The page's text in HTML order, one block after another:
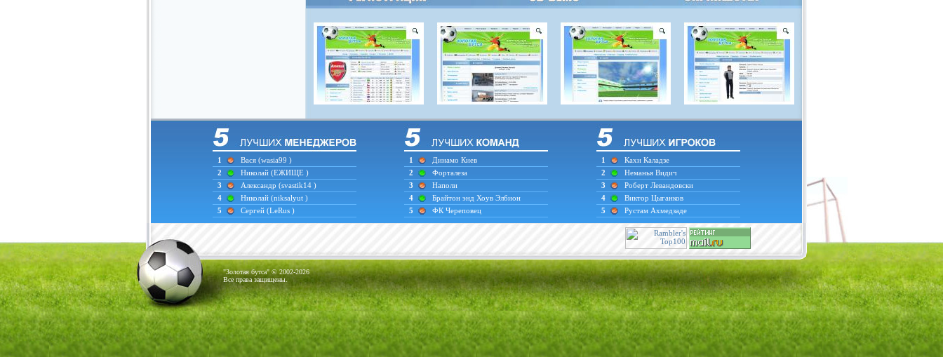
1 Вася (wasia99 )
2
Николай (ЕЖИЩЕ )
3
Александр (svastik14 )
4
Николай (niksalyut )
5
Сергей (LeRus )
1
Динамо Киев
2
Форталеза
3
Наполи
4
Брайтон энд Хоув Элбион
5
ФК Череповец
1
Кахи Каладзе
2
Неманья Видич
3
Роберт Левандовски
4
Виктор Цыганков
5
Рустам Ахмедзаде
"Золотая бутса" © 2002-2026
Все права защищены.